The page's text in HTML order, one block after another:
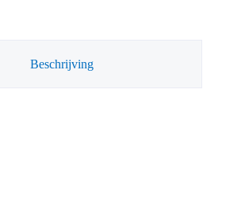
Beschrijving